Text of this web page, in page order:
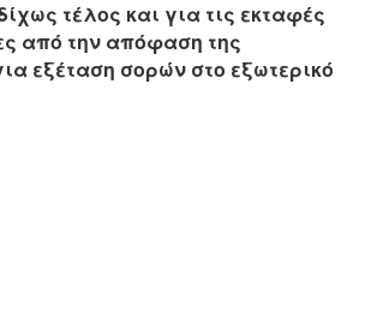
τέλος και για τις εκταφές
από την απόφαση της
εξέταση σορών στο εξωτερικό